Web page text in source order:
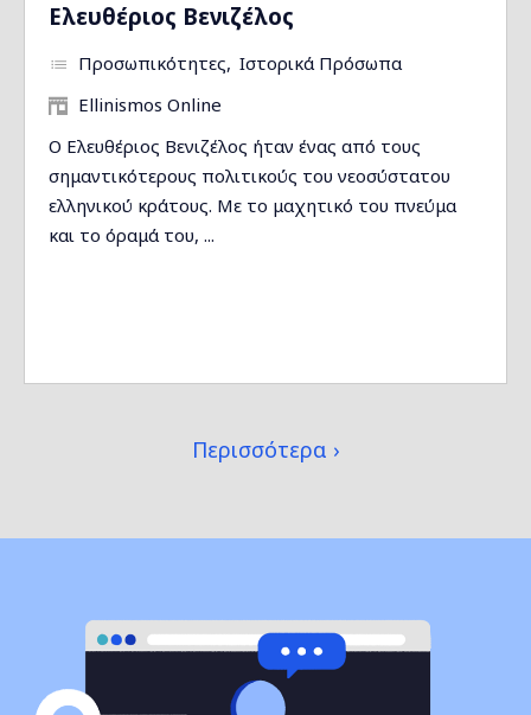
Ελευθέριος Βενιζέλος
Προσωπικότητες Ιστορικά Πρόσωπα
Ellinismos Online
Ο Ελευθέριος Βενιζέλος ήταν ένας από τους
σημαντικότερους πολιτικούς του νεοσύστατου
ελληνικού κράτους. Με το μαχητικό του πνεύμα
και το όραμά του, ...
Περισσότερα